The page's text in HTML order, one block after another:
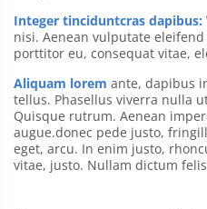
Integer tinciduntcras dapibus:
nisi. Aenean vulputate
porttitor eu, consequat vitae,
Aliquam lorem ante, dapibus
tellus. Phasellus viverra nulla
Quisque rutrum. Aenean
augue.donec pede justo,
eget, arcu. In enim justo,
vitae, justo. Nullam dictum